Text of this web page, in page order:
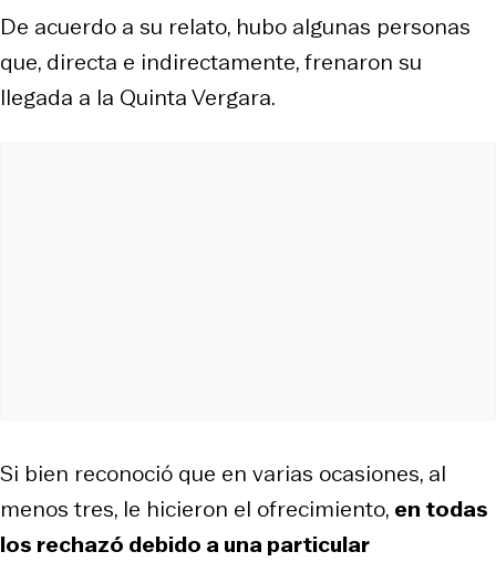
De acuerdo a su relato, hubo algunas personas
que, directa e indirectamente, frenaron su
llegada a la Quinta Vergara.
Si bien reconoció que en varias ocasiones, al
menos tres, le hicieron el ofrecimiento, en todas
los rechazó debido a una particular